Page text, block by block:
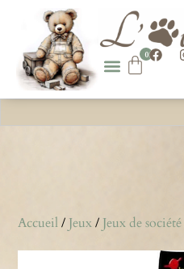
0
Accueil/ Jeux/ Jeux de société